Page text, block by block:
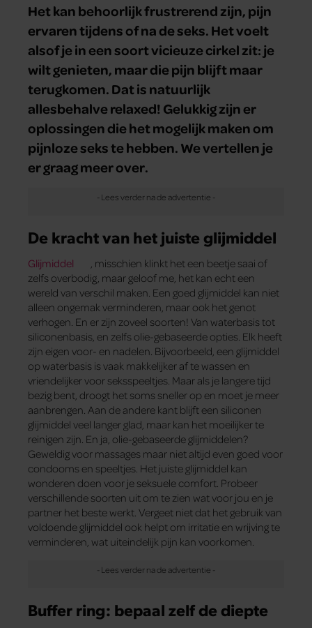
Het kan behoorlijk frustrerend zijn, pijn
ervaren tijdens of na de seks. Het voelt
alsof je in een soort vicieuze cirkel zit: je
wilt genieten, maar die pijn blijft maar
terugkomen. Dat is natuurlijk
allesbehalve relaxed! Gelukkig zijn er
oplossingen die het mogelijk maken om
pijnloze seks te hebben. We vertellen je
er graag meer over.
De kracht van het juiste glijmiddel
Glijmiddel
, misschien klinkt het een beetje saai of
zelfs overbodig, maar geloof me, het kan echt een
wereld van verschil maken. Een goed glijmiddel kan niet
alleen ongemak verminderen, maar ook het genot
verhogen. En er zijn zoveel soorten! Van waterbasis tot
siliconenbasis, en zelfs olie-gebaseerde opties. Elk heeft
zijn eigen voor- en nadelen. Bijvoorbeeld, een glijmiddel
op waterbasis is vaak makkelijker af te wassen en
vriendelijker voor seksspeeltjes. Maar als je langere tijd
bezig bent, droogt het soms sneller op en moet je meer
aanbrengen. Aan de andere kant blijft een siliconen
glijmiddel veel langer glad, maar kan het moeilijker te
reinigen zijn. En ja, olie-gebaseerde glijmiddelen?
Geweldig voor massages maar niet altijd even goed voor
condooms en speeltjes. Het juiste glijmiddel kan
wonderen doen voor je seksuele comfort. Probeer
verschillende soorten uit om te zien wat voor jou en je
partner het beste werkt. Vergeet niet dat het gebruik van
voldoende glijmiddel ook helpt om irritatie en wrijving te
verminderen, wat uiteindelijk pijn kan voorkomen.
Buffer ring: bepaal zelf de diepte